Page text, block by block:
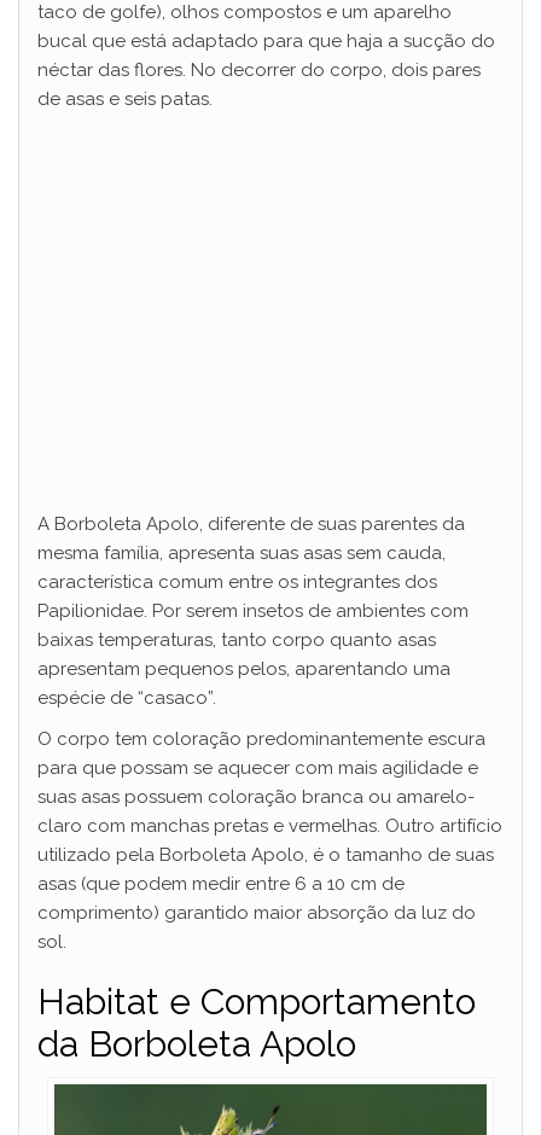
taco de golfe), olhos compostos e um aparelho
bucal que está adaptado para que haja a sucção do
néctar das flores. No decorrer do corpo, dois pares
de asas e seis patas.
A Borboleta Apolo, diferente de suas parentes da
mesma família, apresenta suas asas sem cauda,
característica comum entre os integrantes dos
Papilionidae. Por serem insetos de ambientes com
baixas temperaturas, tanto corpo quanto asas
apresentam pequenos pelos, aparentando uma
espécie de “casaco”.
O corpo tem coloração predominantemente escura
para que possam se aquecer com mais agilidade e
suas asas possuem coloração branca ou amarelo-
claro com manchas pretas e vermelhas. Outro artifício
utilizado pela Borboleta Apolo, é o tamanho de suas
asas (que podem medir entre 6 a 10 cm de
comprimento) garantido maior absorção da luz do
sol.
Habitat e Comportamento
da Borboleta Apolo